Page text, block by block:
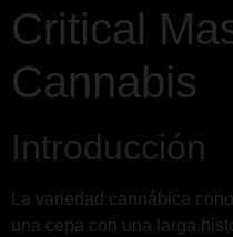
Critical
Cannabis
Introducción
La variedad cannábica
una cepa con una larga